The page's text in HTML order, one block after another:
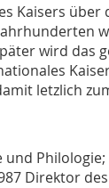
Kaisers über
wird das
letzlich
und
Direktor